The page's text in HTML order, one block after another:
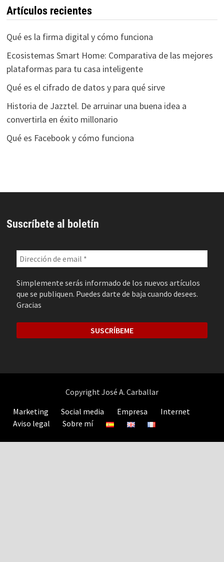
Artículos recientes
Qué es la firma digital y cómo funciona
Ecosistemas Smart Home: Comparativa de las mejores
plataformas para tu casa inteligente
Qué es el cifrado de datos y para qué sirve
Historia de Jazztel. De arruinar una buena idea a
convertirla en éxito millonario
Qué es Facebook y cómo funciona
Suscríbete al boletín
Simplemente serás informado de los nuevos artículos
que se publiquen. Puedes darte de baja cuando desees.
Gracias
Copyright José A. Carballar
Marketing
Social media Empresa
Internet
Aviso legal
Sobre mí